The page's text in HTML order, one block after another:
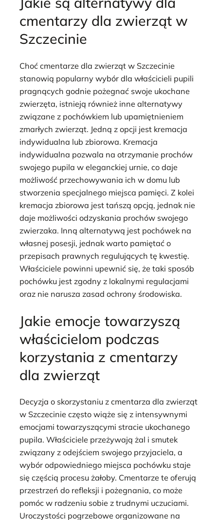
cmentarzy dla zwierząt w
Szczecinie
Choć cmentarze dla zwierząt w Szczecinie
stanowią popularny wybór dla właścicieli pupili
pragnących godnie pożegnać swoje ukochane
zwierzęta, istnieją również inne alternatywy
związane z pochówkiem lub upamiętnieniem
zmarłych zwierząt. Jedną z opcji jest kremacja
indywidualna lub zbiorowa. Kremacja
indywidualna pozwala na otrzymanie prochów
swojego pupila w eleganckiej urnie, co daje
możliwość przechowywania ich w domu lub
stworzenia specjalnego miejsca pamięci. Z kolei
kremacja zbiorowa jest tańszą opcją, jednak nie
daje możliwości odzyskania prochów swojego
zwierzaka. Inną alternatywą jest pochówek na
własnej posesji, jednak warto pamiętać o
przepisach prawnych regulujących tę kwestię.
Właściciele powinni upewnić się, że taki sposób
pochówku jest zgodny z lokalnymi regulacjami
oraz nie narusza zasad ochrony środowiska.
Jakie emocje towarzyszą
właścicielom podczas
korzystania z cmentarzy
dla zwierząt
Decyzja o skorzystaniu z cmentarza dla zwierząt
w Szczecinie często wiąże się z intensywnymi
emocjami towarzyszącymi stracie ukochanego
pupila. Właściciele przeżywają żal i smutek
związany z odejściem swojego przyjaciela, a
wybór odpowiedniego miejsca pochówku staje
się częścią procesu żałoby. Cmentarze te oferują
przestrzeń do refleksji i pożegnania, co może
pomóc w radzeniu sobie z trudnymi uczuciami.
Uroczystości pogrzebowe organizowane na